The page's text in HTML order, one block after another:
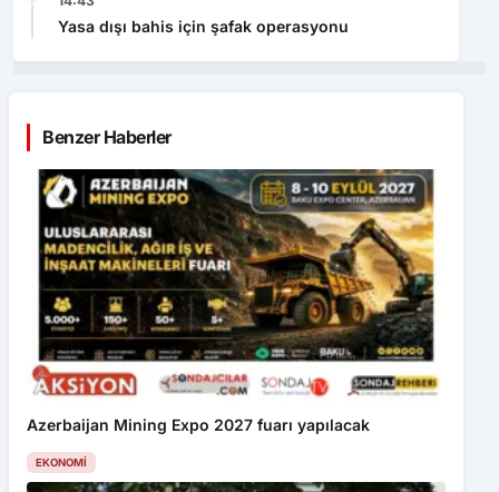
Yasa dışı bahis için şafak operasyonu
Benzer Haberler
Azerbaijan Mining Expo 2027 fuarı yapılacak
EKONOMI